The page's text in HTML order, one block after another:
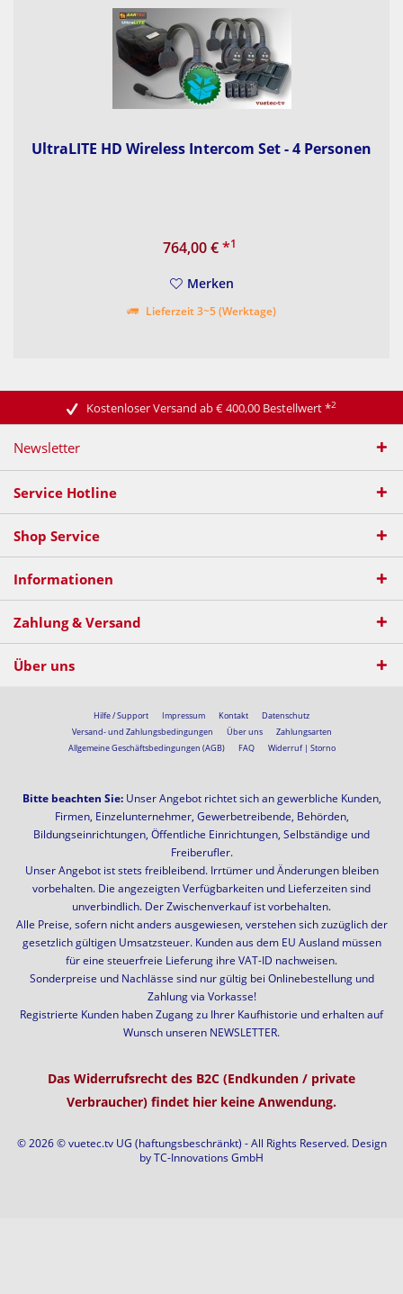
UltraLITE HD Wireless Intercom Set - 4 Personen
764,00 €*1
Merken
Lieferzeit 3~5 (Werktage)
Kostenloser Versand ab € 400,00 Bestellwert*2
Newsletter
Service Hotline
Shop Service
Informationen
Zahlung & Versand
Über uns
Hilfe / Support Impressum Kontakt
Datenschutz
Versand- und Zahlungsbedingungen
Über uns
Zahlungsarten
Allgemeine Geschäftsbedingungen (AGB)
FAQ Widerruf | Storno
Bitte beachten Sie:Unser Angebot richtet sich an gewerbliche Kunden,
Firmen, Einzelunternehmer, Gewerbetreibende, Behörden,
Bildungseinrichtungen, Öffentliche Einrichtungen, Selbständige und
Freiberufler.
Unser Angebot ist stets freibleibend. Irrtümer und Änderungen bleiben
vorbehalten. Die angezeigten Verfügbarkeiten und Lieferzeiten sind
unverbindlich. Der Zwischenverkauf ist vorbehalten.
Alle Preise, sofern nicht anders ausgewiesen, verstehen sich zuzüglich der
gesetzlich gültigen Umsatzsteuer. Kunden aus dem EU Ausland müssen
für eine steuerfreie Lieferung ihre VAT-ID nachweisen.
Sonderpreise und Nachlässe sind nur gültig bei Onlinebestellung und
Zahlung via Vorkasse!
Registrierte Kunden haben Zugang zu Ihrer Kaufhistorie und erhalten auf
Wunsch unseren NEWSLETTER.
Das Widerrufsrecht des B2C (Endkunden / private
Verbraucher) findet hier keine Anwendung.
© 2026 © vuetec.tv UG (haftungsbeschränkt) - All Rights Reserved. Design
byTC-Innovations GmbH